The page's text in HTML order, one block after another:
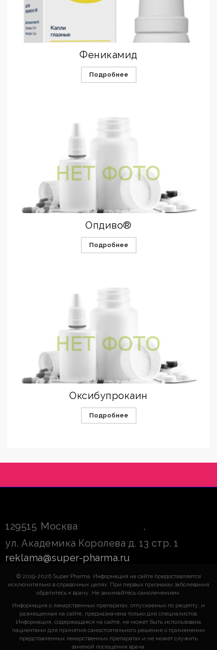
Феникамид
Подробнее
Опдиво®
Подробнее
Оксибупрокаин
Подробнее
129515 Москва
,
ул. Академика Королева д. 13 стр. 1
reklama@super-pharma.ru
© 2019-2026 Super Pharma. Информация на сайте предоставляется
исключительно в справочных целях. При первых признаках заболевания
обратитесь к врачу. Не занимайтесь самолечением.
Информация о лекарственных препаратах, отпускаемых по рецепту, и
размещенная на сайте, предназначена только для специалистов.
Информация, содержащаяся на сайте, не может быть использована
пациентами для принятия самостоятельного решения о применении
представленных лекарственных препаратах и не может служить
заменой посещения врача.